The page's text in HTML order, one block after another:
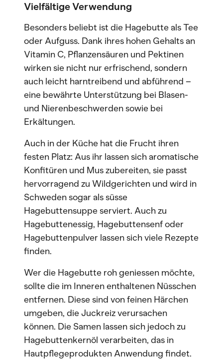
Vielfältige Verwendung
Besonders beliebt ist die Hagebutte als Tee
oder Aufguss. Dank ihres hohen Gehalts an
Vitamin C, Pflanzensäuren und Pektinen
wirken sie nicht nur erfrischend, sondern
auch leicht harntreibend und abführend –
eine bewährte Unterstützung bei Blasen-
und Nierenbeschwerden sowie bei
Erkältungen.
Auch in der Küche hat die Frucht ihren
festen Platz: Aus ihr lassen sich aromatische
Konfitüren und Mus zubereiten, sie passt
hervorragend zu Wildgerichten und wird in
Schweden sogar als süsse
Hagebuttensuppe serviert. Auch zu
Hagebuttenessig, Hagebuttensenf oder
Hagebuttenpulver lassen sich viele Rezepte
finden.
Wer die Hagebutte roh geniessen möchte,
sollte die im Inneren enthaltenen Nüsschen
entfernen. Diese sind von feinen Härchen
umgeben, die Juckreiz verursachen
können. Die Samen lassen sich jedoch zu
Hagebuttenkernöl verarbeiten, das in
Hautpflegeprodukten Anwendung findet.